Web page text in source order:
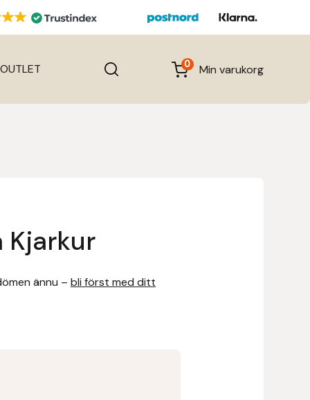
OUTLET Min varukorg
0
Kjarkur
ännu – bli först med ditt